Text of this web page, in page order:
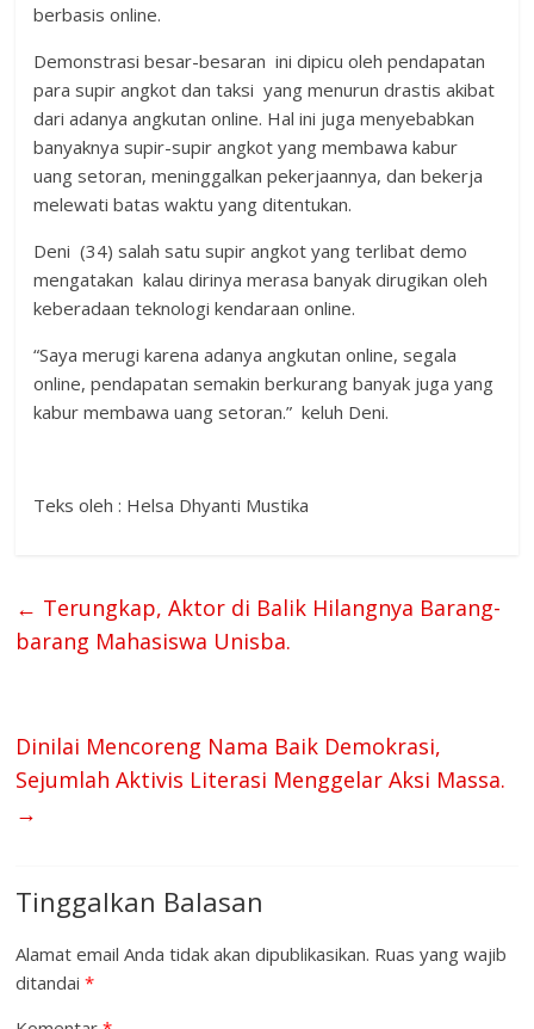
berbasis online.
Demonstrasi besar-besaran ini dipicu oleh pendapatan
para supir angkot dan taksi yang menurun drastis akibat
dari adanya angkutan online. Hal ini juga menyebabkan
banyaknya supir-supir angkot yang membawa kabur
uang setoran, meninggalkan pekerjaannya, dan bekerja
melewati batas waktu yang ditentukan.
Deni (34) salah satu supir angkot yang terlibat demo
mengatakan kalau dirinya merasa banyak dirugikan oleh
keberadaan teknologi kendaraan online.
“Saya merugi karena adanya angkutan online, segala
online, pendapatan semakin berkurang banyak juga yang
kabur membawa uang setoran.” keluh Deni.
Teks oleh : Helsa Dhyanti Mustika
← Terungkap, Aktor di Balik Hilangnya Barang-
barang Mahasiswa Unisba.
Dinilai Mencoreng Nama Baik Demokrasi,
Sejumlah Aktivis Literasi Menggelar Aksi Massa.
→
Tinggalkan Balasan
Alamat email Anda tidak akan dipublikasikan. Ruas yang wajib
ditandai*